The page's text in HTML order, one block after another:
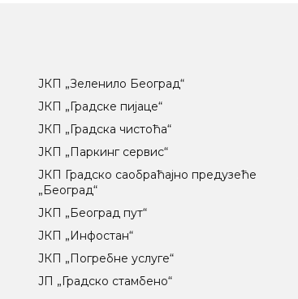
ЈКП „Зеленило Београд“
ЈКП „Градске пијаце“
ЈКП „Градска чистоћа“
ЈКП „Паркинг сервис“
ЈКП Градско саобраћајно предузеће
„Београд“
ЈКП „Београд пут“
ЈКП „Инфостан“
ЈКП „Погребне услуге“
ЈП „Градско стамбено“